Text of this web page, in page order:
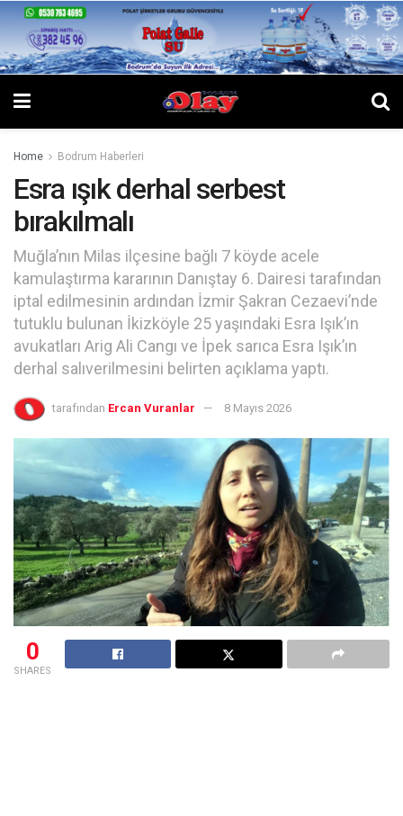
Home Bodrum Haberleri
Esra ışık derhal serbest
bırakılmalı
Muğla’nın Milas ilçesine bağlı 7 köyde acele
kamulaştırma kararının Danıştay 6. Dairesi tarafından
iptal edilmesinin ardından İzmir Şakran Cezaevi’nde
tutuklu bulunan İkizköyle 25 yaşındaki Esra Işık’ın
avukatları Arig Ali Cangı ve İpek sarıca Esra Işık’ın
derhal salıverilmesini belirten açıklama yaptı.
tarafından Ercan Vuranlar 8 Mayıs 2026
0
SHARES